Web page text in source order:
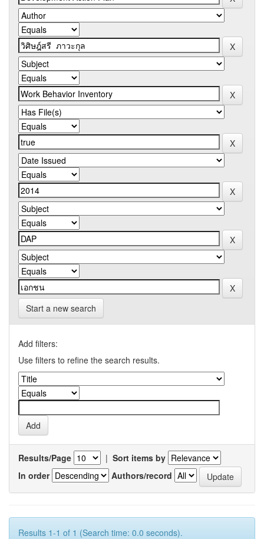
Start a new search
Add filters:
Use filters to refine the search results.
Results/Page | Sort items by
In order
Authors/record
Results 1-1 of 1 (Search time: 0.0 seconds).